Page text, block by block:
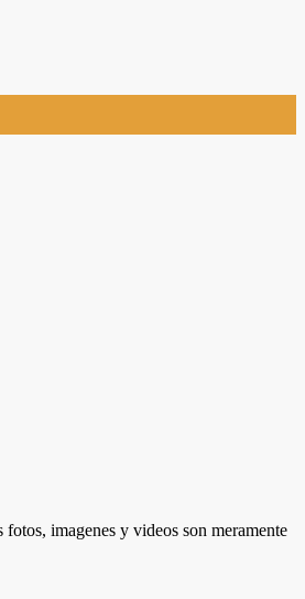
imagenes y videos son meramente